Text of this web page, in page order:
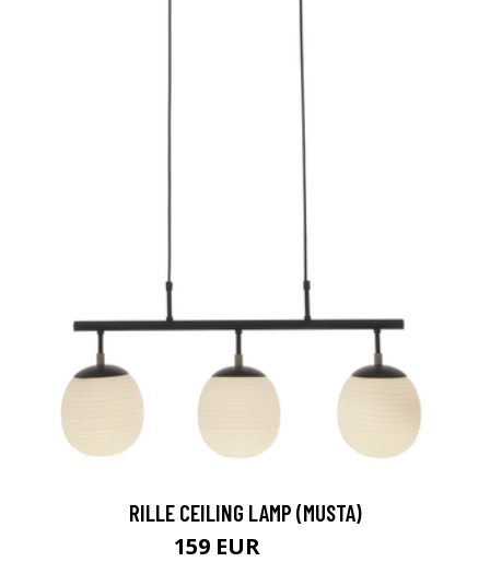
RILLE CEILING LAMP (MUSTA)
159 EUR